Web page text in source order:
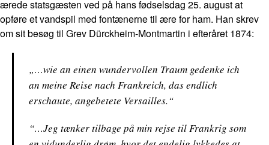
ærede statsgæsten ved på hans fødselsdag 25. august at
opføre et vandspil med fontænerne til ære for ham. Han skrev
om sit besøg til Grev Dürckheim-Montmartin i efteråret 1874:
„…wie an einen wundervollen Traum gedenke ich
an meine Reise nach Frankreich, das endlich
erschaute, angebetete Versailles.“
“…Jeg tænker tilbage på min rejse til Frankrig som